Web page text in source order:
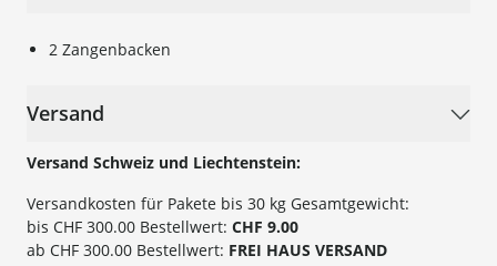
2 Zangenbacken
Versand
Versand Schweiz und Liechtenstein:
Versandkosten für Pakete bis 30 kg Gesamtgewicht:
bis CHF 300.00 Bestellwert: CHF 9.00
ab CHF 300.00 Bestellwert: FREI HAUS VERSAND